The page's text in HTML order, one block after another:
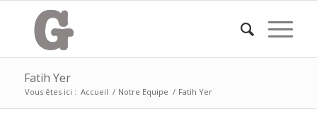
Fatih Yer
Vous êtes ici : Accueil / Notre Equipe / Fatih Yer